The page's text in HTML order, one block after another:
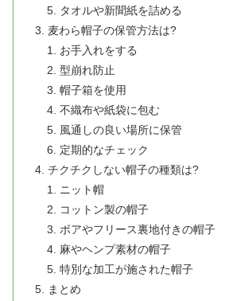
タオルや新聞紙を詰める
麦わら帽子の保管方法は?
お手入れをする
型崩れ防止
帽子箱を使用
不織布や紙袋に包む
風通しの良い場所に保管
定期的なチェック
チクチクしない帽子の種類は?
ニット帽
コットン製の帽子
ボアやフリース裏地付きの帽子
麻やヘンプ素材の帽子
特別な加工が施された帽子
まとめ